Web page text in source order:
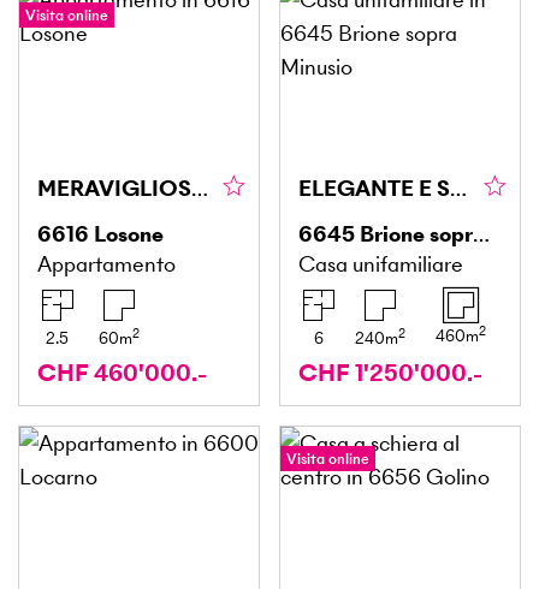
Visita online
MERAVIGLIOSA ATMOSFERA ABITATIVA LUMINOSA
6616 Losone
Appartamento
2.5 60m2
CHF 460'000.-
ELEGANTE E SPAZIOSA CON GIARDINO E PISCINA
6645 Brione sopra Minusio
Casa unifamiliare
6 240m2 460m2
CHF 1'250'000.-
Visita online